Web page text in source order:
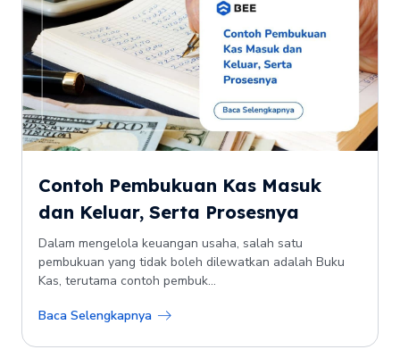
Contoh Pembukuan Kas Masuk
dan Keluar, Serta Prosesnya
Dalam mengelola keuangan usaha, salah satu
pembukuan yang tidak boleh dilewatkan adalah Buku
Kas, terutama contoh pembuk...
Baca Selengkapnya